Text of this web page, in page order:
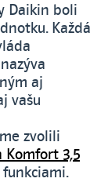
Daikin boli
Každá
aj
vašu
zvolili
Komfort 3,5